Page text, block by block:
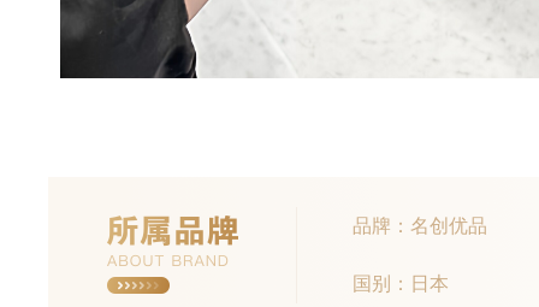
品牌：名创优品
国别：日本